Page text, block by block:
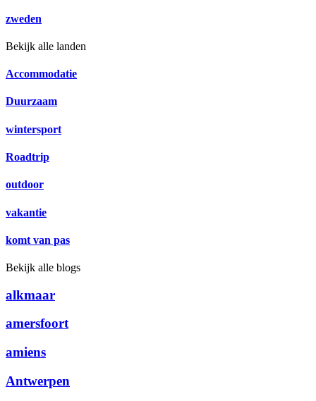
zweden
Bekijk alle landen
Accommodatie
Duurzaam
wintersport
Roadtrip
outdoor
vakantie
komt van pas
Bekijk alle blogs
alkmaar
amersfoort
amiens
Antwerpen